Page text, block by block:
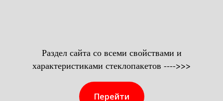
Раздел сайта со всеми свойствами и
характеристиками стеклопакетов ---->>>
Перейти